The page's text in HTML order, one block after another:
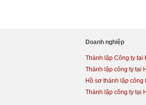
Doanh nghiệp
Thành lập Công ty tại
Thành lập công ty tại
Hồ sơ thành lập công
Thành lập công ty tại